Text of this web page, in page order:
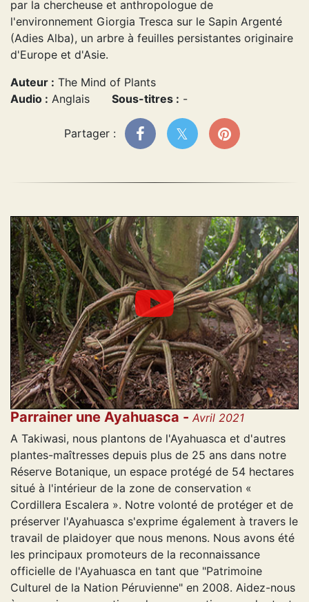
par la chercheuse et anthropologue de
l'environnement Giorgia Tresca sur le Sapin Argenté
(Adies Alba), un arbre à feuilles persistantes originaire
d'Europe et d'Asie.
Auteur : The Mind of Plants
Audio : Anglais Sous-titres : -
Partager :
Parrainer une Ayahuasca - Avril 2021
A Takiwasi, nous plantons de l'Ayahuasca et d'autres
plantes-maîtresses depuis plus de 25 ans dans notre
Réserve Botanique, un espace protégé de 54 hectares
situé à l'intérieur de la zone de conservation «
Cordillera Escalera ». Notre volonté de protéger et de
préserver l'Ayahuasca s'exprime également à travers le
travail de plaidoyer que nous menons. Nous avons été
les principaux promoteurs de la reconnaissance
officielle de l'Ayahuasca en tant que "Patrimoine
Culturel de la Nation Péruvienne" en 2008. Aidez-nous